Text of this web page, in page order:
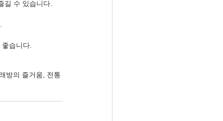
길 수 있습니다.
습니다.
방의 즐거움, 전통